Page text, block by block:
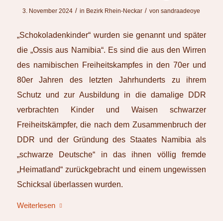
3. November 2024 / in Bezirk Rhein-Neckar / vonsandraadeoye
„Schokoladenkinder“ wurden sie genannt und später
die „Ossis aus Namibia“. Es sind die aus den Wirren
des namibischen Freiheitskampfes in den 70er und
80er Jahren des letzten Jahrhunderts zu ihrem
Schutz und zur Ausbildung in die damalige DDR
verbrachten Kinder und Waisen schwarzer
Freiheitskämpfer, die nach dem Zusammenbruch der
DDR und der Gründung des Staates Namibia als
„schwarze Deutsche“ in das ihnen völlig fremde
„Heimatland“ zurückgebracht und einem ungewissen
Schicksal überlassen wurden.
Weiterlesen